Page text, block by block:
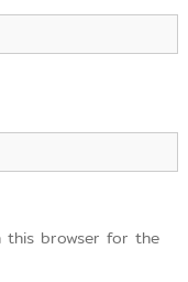
this browser for the